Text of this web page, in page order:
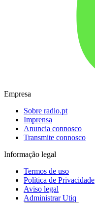
Empresa
Sobre radio.pt
Imprensa
Anuncia connosco
Transmite connosco
Informação legal
Termos de uso
Política de Privacidade
Aviso legal
Administrar Utiq